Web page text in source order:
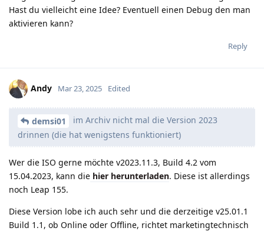
Hast du vielleicht eine Idee? Eventuell einen Debug den man
aktivieren kann?
Reply
Andy Mar 23, 2025 Edited
demsi01
im Archiv nicht mal die Version 2023
drinnen (die hat wenigstens funktioniert)
Wer die ISO gerne möchte v2023.11.3, Build 4.2 vom
15.04.2023, kann die hier herunterladen. Diese ist allerdings
noch Leap 155.
Diese Version lobe ich auch sehr und die derzeitige v25.01.1
Build 1.1, ob Online oder Offline, richtet marketingtechnisch